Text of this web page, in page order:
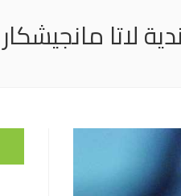
لاتا مانجيشكار